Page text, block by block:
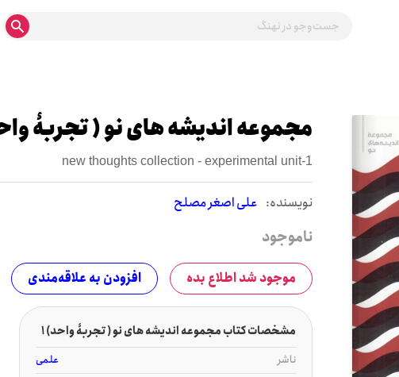
مجموعه اندیشه های نو ( تجربۀ
new thoughts collection - experimental unit-1
نويسنده: علی اصغر مصلح
ناموجود
موجود شد اطلاع بده افزودن به علاقه‌مندی
مشخصات کتاب مجموعه اندیشه های نو ( تجربۀ واحد) 1
ناشر
علمی